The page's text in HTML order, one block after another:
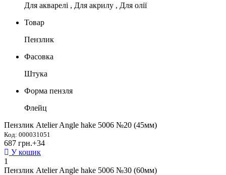
Для акварелі , Для акрилу , Для олії
Товар
Пензлик
Фасовка
Штука
Форма пензля
Флейц
Пензлик Atelier Angle hake 5006 №20 (45мм)
Код: 000031051
687 грн.+34
У кошик
1
Пензлик Atelier Angle hake 5006 №30 (60мм)